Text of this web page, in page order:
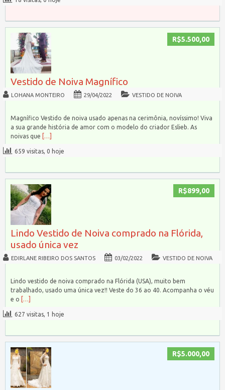
R$5.500,00
Vestido de Noiva Magnífico
LOHANA MONTEIRO 29/04/2022 VESTIDO DE NOIVA
Magnífico Vestido de noiva usado apenas na cerimônia, novíssimo! Viva
a sua grande história de amor com o modelo do criador Eslieb. As
noivas que
[…]
659 visitas, 0 hoje
R$899,00
Lindo Vestido de Noiva comprado na Flórida,
usado única vez
EDIRLANE RIBEIRO DOS SANTOS 03/02/2022 VESTIDO DE NOIVA
Lindo vestido de noiva comprado na Flórida (USA), muito bem
trabalhado, usado uma única vez!! Veste do 36 ao 40. Acompanha o véu
e o
[…]
627 visitas, 1 hoje
R$5.000,00